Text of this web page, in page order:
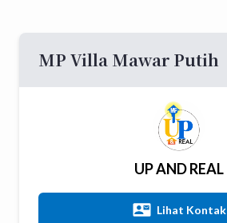
MP Villa Mawar Putih
UP AND REAL
Lihat Kontak